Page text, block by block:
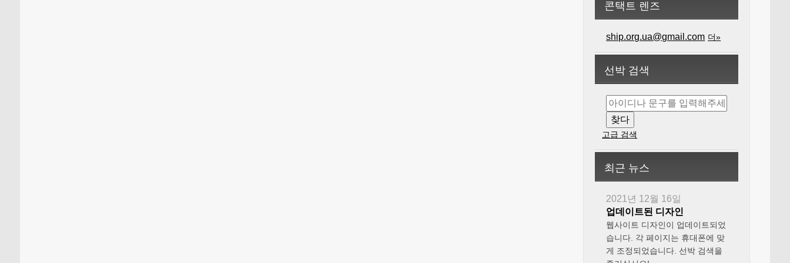
콘택트 렌즈
ship.org.ua@gmail.com 더»
선박 검색
고급 검색
최근 뉴스
2021년 12월 16일
업데이트된 디자인
웹사이트 디자인이 업데이트되었
습니다. 각 페이지는 휴대폰에 맞
게 조정되었습니다. 선박 검색을